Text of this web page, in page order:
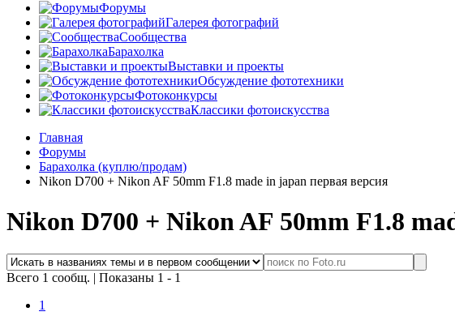
Форумы
Галерея фотографий
Сообщества
Барахолка
Выставки и проекты
Обсуждение фототехники
Фотоконкурсы
Классики фотоискусства
Главная
Форумы
Барахолка (куплю/продам)
Nikon D700 + Nikon AF 50mm F1.8 made in japan первая версия
Nikon D700 + Nikon AF 50mm F1.8
Всего 1 сообщ. | Показаны 1 - 1
1